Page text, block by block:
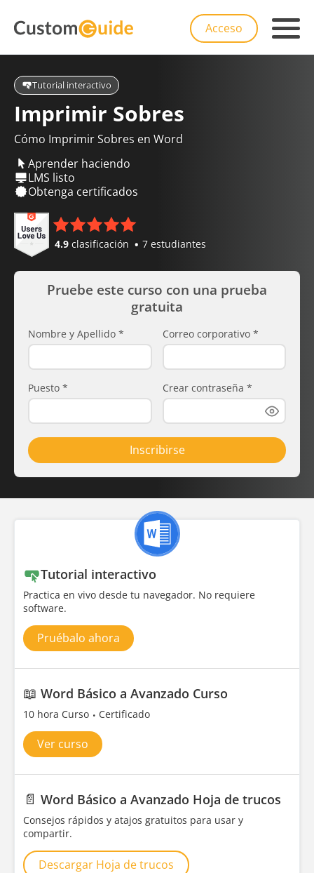
Acceso
Tutorial interactivo
Imprimir Sobres
Cómo Imprimir Sobres en Word
Aprender haciendo
LMS listo
Obtenga certificados
4.9 clasificación 7 estudiantes
Pruebe este curso con una prueba
gratuita
Nombre y Apellido * Correo corporativo *
Puesto * Crear contraseña *
Inscribirse
Tutorial interactivo
Practica en vivo desde tu navegador. No requiere
software.
Pruébalo ahora
📖 Word Básico a Avanzado Curso
10 hora Curso Certificado
Ver curso
📄 Word Básico a Avanzado Hoja de trucos
Consejos rápidos y atajos gratuitos para usar y
compartir.
Descargar Hoja de trucos